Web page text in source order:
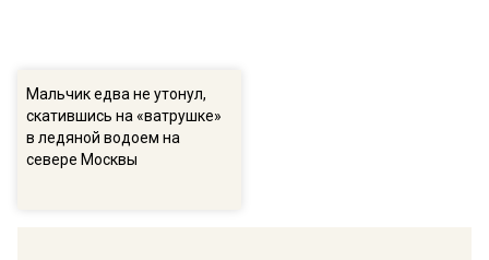
Мальчик едва не утонул,
скатившись на «ватрушке»
в ледяной водоем на
севере Москвы